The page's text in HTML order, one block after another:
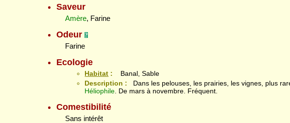
Saveur
Amère, Farine
Odeur
Farine
Ecologie
Habitat :
Banal, Sable
Description :
Dans les pelouses, les prairies, les vignes, plus
Héliophile . De mars à novembre. Fréquent.
Comestibilité
Sans intérêt